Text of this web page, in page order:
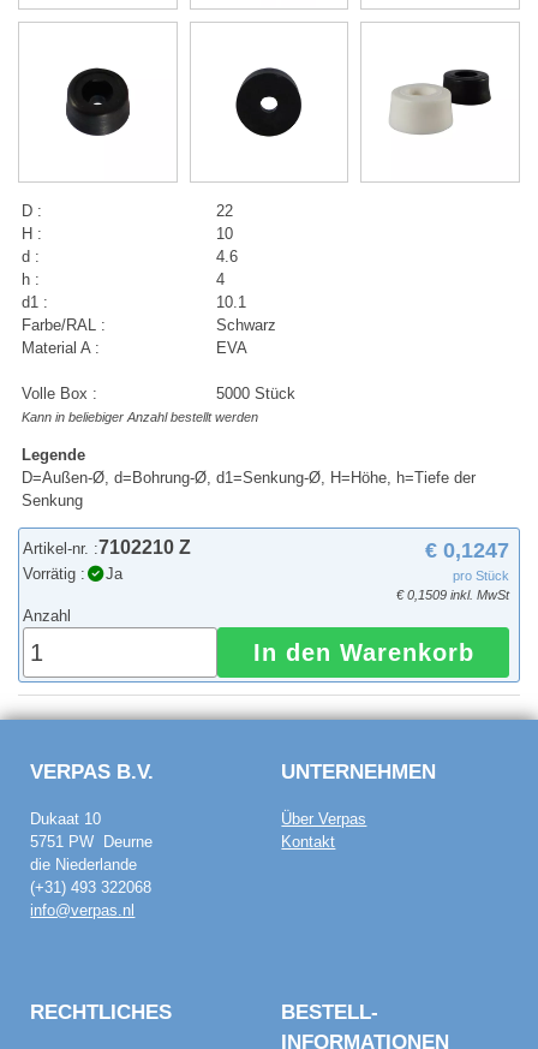
D :
22
H :
10
d :
4.6
h :
4
d1 :
10.1
Farbe/RAL :
Schwarz
Material A :
EVA
Volle Box : 5000 Stück
Kann in beliebiger Anzahl bestellt werden
Legende
D=Außen-Ø, d=Bohrung-Ø, d1=Senkung-Ø, H=Höhe, h=Tiefe der
Senkung
Artikel-nr. :7102210 Z
Vorrätig : Ja
€ 0,1247
pro Stück
€ 0,1509 inkl. MwSt
Anzahl
In den Warenkorb
VERPAS B.V.
Dukaat 10
5751 PW Deurne
die Niederlande
(+31) 493 322068
info@verpas.nl
UNTERNEHMEN
Über Verpas
Kontakt
RECHTLICHES
BESTELL­
INFORMATIONEN